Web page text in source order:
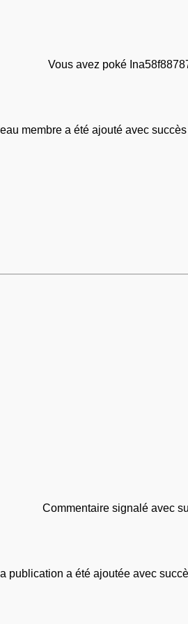
Vous avez poké
membre a été ajouté avec
Commentaire signalé avec
publication a été ajoutée avec